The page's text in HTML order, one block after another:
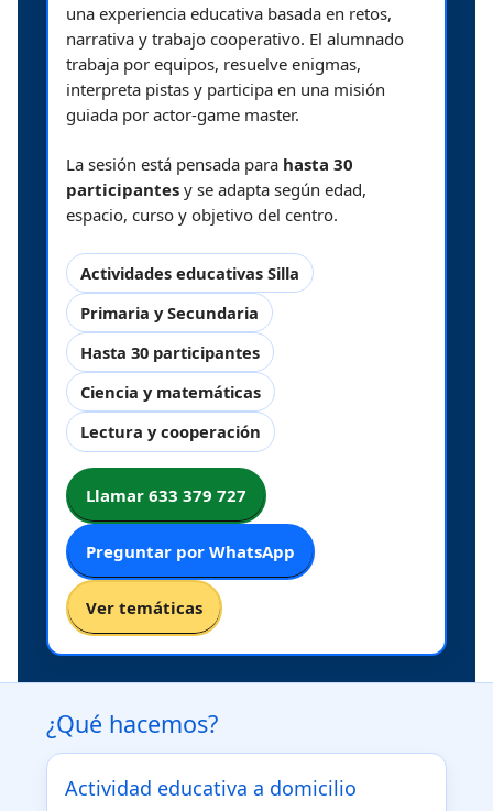
una experiencia educativa basada en retos,
narrativa y trabajo cooperativo. El alumnado
trabaja por equipos, resuelve enigmas,
interpreta pistas y participa en una misión
guiada por actor-game master.
La sesión está pensada para hasta 30
participantes y se adapta según edad,
espacio, curso y objetivo del centro.
Actividades educativas Silla
Primaria y Secundaria
Hasta 30 participantes
Ciencia y matemáticas
Lectura y cooperación
Llamar 633 379 727
Preguntar por WhatsApp
Ver temáticas
¿Qué hacemos?
Actividad educativa a domicilio